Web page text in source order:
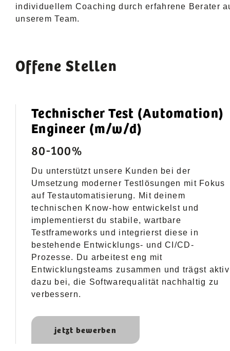
individuellem Coaching durch erfahrene Berater
unserem Team.
Offene Stellen
Technischer Test (Automation)
Engineer (m/w/d)
80-100%
Du unterstützt unsere Kunden bei der
Umsetzung moderner Testlösungen mit Fokus
auf Testautomatisierung. Mit deinem
technischen Know-how entwickelst und
implementierst du stabile, wartbare
Testframeworks und integrierst diese in
bestehende Entwicklungs- und CI/CD-
Prozesse. Du arbeitest eng mit
Entwicklungsteams zusammen und trägst aktiv
dazu bei, die Softwarequalität nachhaltig zu
verbessern.
jetzt bewerben